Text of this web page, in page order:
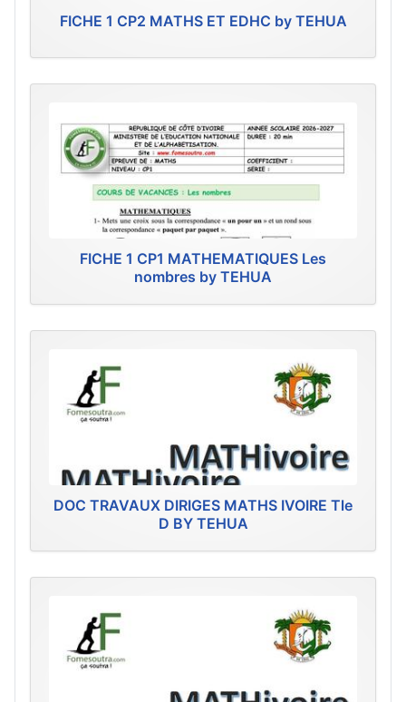
FICHE 1 CP2 MATHS ET EDHC by TEHUA
FICHE 1 CP1 MATHEMATIQUES Les
nombres by TEHUA
DOC TRAVAUX DIRIGES MATHS IVOIRE Tle
D BY TEHUA